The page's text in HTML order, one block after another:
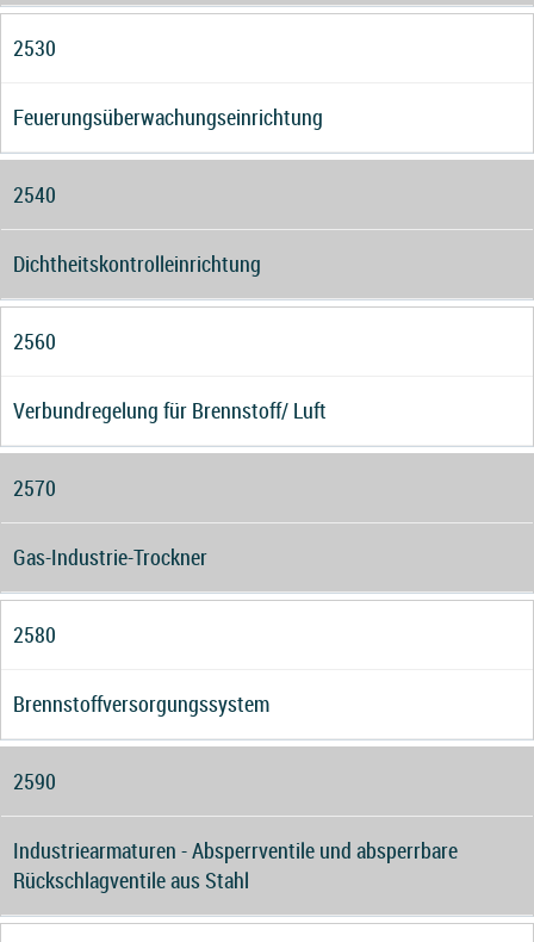
2530
Feuerungsüberwachungseinrichtung
2540
Dichtheitskontrolleinrichtung
2560
Verbundregelung für Brennstoff/ Luft
2570
Gas-Industrie-Trockner
2580
Brennstoffversorgungssystem
2590
Industriearmaturen - Absperrventile und absperrbare
Rückschlagventile aus Stahl